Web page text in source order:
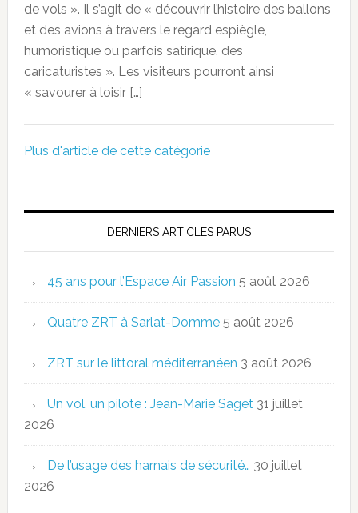
de vols ». Il s’agit de « découvrir l’histoire des ballons
et des avions à travers le regard espiègle,
humoristique ou parfois satirique, des
caricaturistes ». Les visiteurs pourront ainsi
« savourer à loisir […]
Plus d'article de cette catégorie
DERNIERS ARTICLES PARUS
45 ans pour l’Espace Air Passion 5 août 2026
Quatre ZRT à Sarlat-Domme 5 août 2026
ZRT sur le littoral méditerranéen 3 août 2026
Un vol, un pilote : Jean-Marie Saget 31 juillet
2026
De l’usage des harnais de sécurité… 30 juillet
2026